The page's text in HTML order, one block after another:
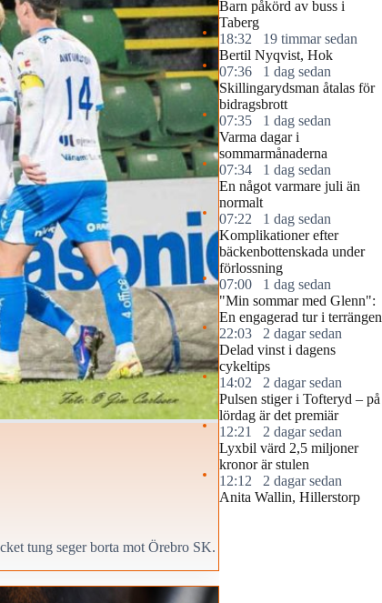
tung seger borta mot Örebro SK.
Barn påkörd av buss i
Taberg
18:32
19 timmar sedan
Bertil Nyqvist, Hok
07:36
1 dag sedan
Skillingarydsman åtalas för
bidragsbrott
07:35
1 dag sedan
Varma dagar i
sommarmånaderna
07:34
1 dag sedan
En något varmare juli än
normalt
07:22
1 dag sedan
Komplikationer efter
bäckenbottenskada under
förlossning
07:00
1 dag sedan
"Min sommar med Glenn":
En engagerad tur i terrängen
22:03
2 dagar sedan
Delad vinst i dagens
cykeltips
14:02
2 dagar sedan
Pulsen stiger i Tofteryd – på
lördag är det premiär
12:21
2 dagar sedan
Lyxbil värd 2,5 miljoner
kronor är stulen
12:12
2 dagar sedan
Anita Wallin, Hillerstorp